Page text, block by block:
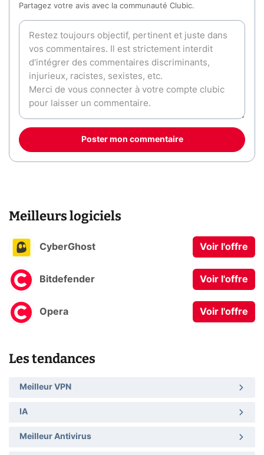
Partagez votre avis avec la communauté Clubic.
Poster mon commentaire
Meilleurs logiciels
CyberGhost Voir l'offre
Bitdefender Voir l'offre
Opera Voir l'offre
Les tendances
Meilleur VPN
IA
Meilleur Antivirus